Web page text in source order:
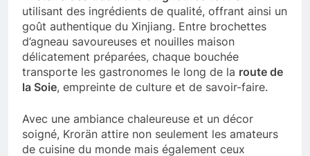
utilisant des ingrédients de qualité, offrant ainsi un
goût authentique du Xinjiang. Entre brochettes
d’agneau savoureuses et nouilles maison
délicatement préparées, chaque bouchée
transporte les gastronomes le long de la route de
la Soie, empreinte de culture et de savoir-faire.
Avec une ambiance chaleureuse et un décor
soigné, Krorän attire non seulement les amateurs
de cuisine du monde mais également ceux